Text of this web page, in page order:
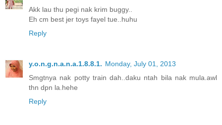
Akk lau thu pegi nak krim buggy..
Eh cm best jer toys fayel tue..huhu
Reply
y.o.n.g.n.a.n.a.1.8.8.1. Monday, July 01, 2013
Smgtnya nak potty train dah..daku ntah bila nak mula.awl
thn dpn la.hehe
Reply